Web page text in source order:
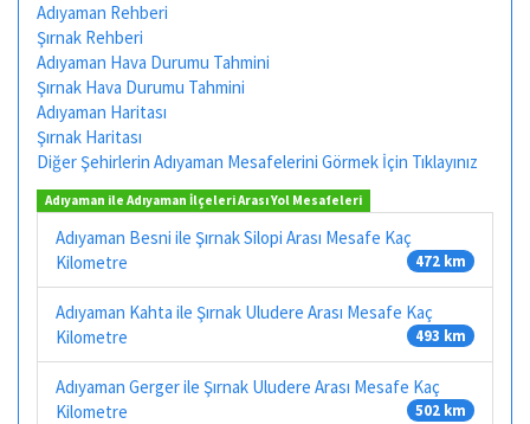
Adıyaman Rehberi
Şırnak Rehberi
Adıyaman Hava Durumu Tahmini
Şırnak Hava Durumu Tahmini
Adıyaman Haritası
Şırnak Haritası
Diğer Şehirlerin Adıyaman Mesafelerini Görmek İçin Tıklayınız
Adıyaman ile Adıyaman İlçeleri Arası Yol Mesafeleri
Adıyaman Besni ile Şırnak Silopi Arası Mesafe Kaç
Kilometre
472 km
Adıyaman Kahta ile Şırnak Uludere Arası Mesafe Kaç
Kilometre
493 km
Adıyaman Gerger ile Şırnak Uludere Arası Mesafe Kaç
Kilometre
502 km